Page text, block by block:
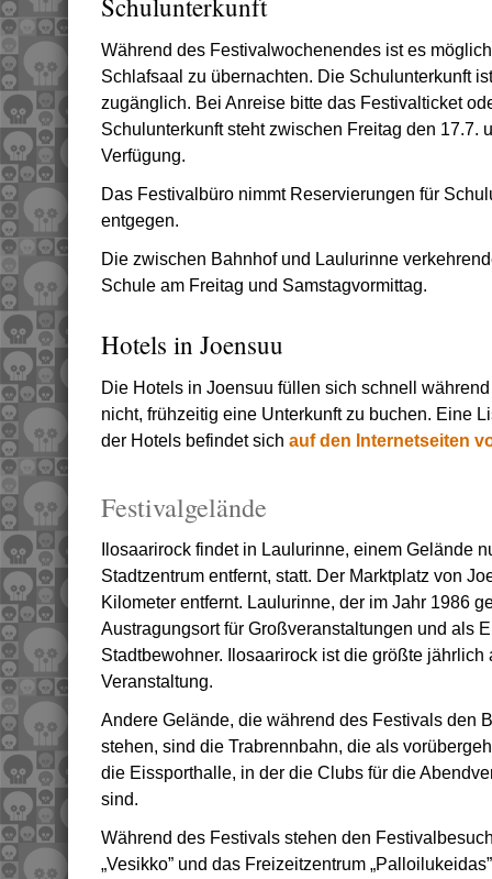
Schulunterkunft
Während des Festivalwochenendes ist es
Schlafsaal zu übernachten. Die Schulunterkunft
zugänglich. Bei Anreise bitte das Festivalticket
Schulunterkunft steht zwischen Freitag den 17.7.
Verfügung.
Das Festivalbüro nimmt Reservierungen für
entgegen.
Die zwischen Bahnhof und Laulurinne
Schule am Freitag und Samstagvormittag.
Hotels in Joensuu
Die Hotels in Joensuu füllen sich schnell
nicht, frühzeitig eine Unterkunft zu buchen. Eine
der Hotels befindet sich auf den Internetseiten
Festivalgelände
Ilosaarirock findet in Laulurinne, einem Gelände
Stadtzentrum entfernt, statt. Der Marktplatz von
Kilometer entfernt. Laulurinne, der im Jahr 1986
Austragungsort für Großveranstaltungen und als
Stadtbewohner. Ilosaarirock ist die größte
Veranstaltung.
Andere Gelände, die während des Festivals den
stehen, sind die Trabrennbahn, die als
die Eissporthalle, in der die Clubs für die
sind.
Während des Festivals stehen den
„Vesikko” und das Freizeitzentrum